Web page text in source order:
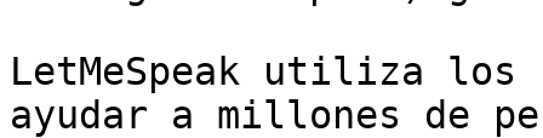
LetMeSpeak utiliza los
ayudar a millones de